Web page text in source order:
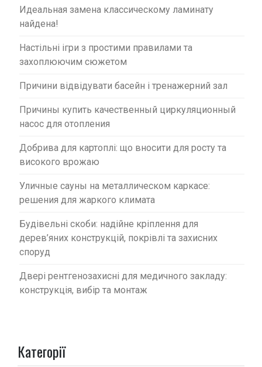
Идеальная замена классическому ламинату
найдена!
Настільні ігри з простими правилами та
захоплюючим сюжетом
Причини відвідувати басейн і тренажерний зал
Причины купить качественный циркуляционный
насос для отопления
Добрива для картоплі: що вносити для росту та
високого врожаю
Уличные сауны на металлическом каркасе:
решения для жаркого климата
Будівельні скоби: надійне кріплення для
дерев’яних конструкцій, покрівлі та захисних
споруд
Двері рентгенозахисні для медичного закладу:
конструкція, вибір та монтаж
Категорії